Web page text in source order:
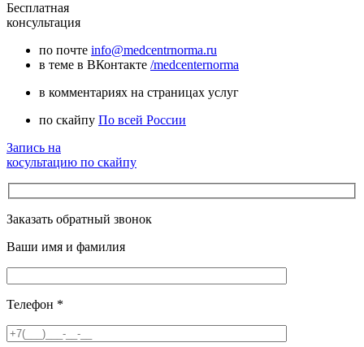
Бесплатная
консультация
по почте info@medcentrnorma.ru
в теме в ВКонтакте /medcenternorma
в комментариях на страницах услуг
по скайпу По всей России
Запись на
косультацию по скайпу
Заказать обратный звонок
Ваши имя и фамилия
Телефон *